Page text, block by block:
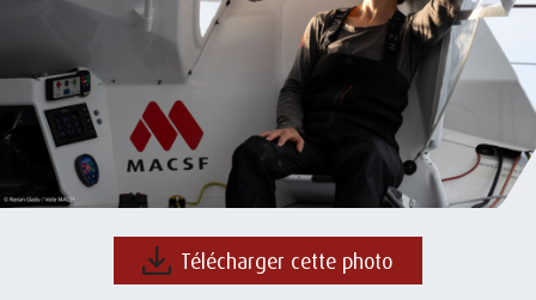
Télécharger cette photo